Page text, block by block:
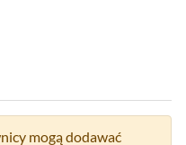
mogą dodawać